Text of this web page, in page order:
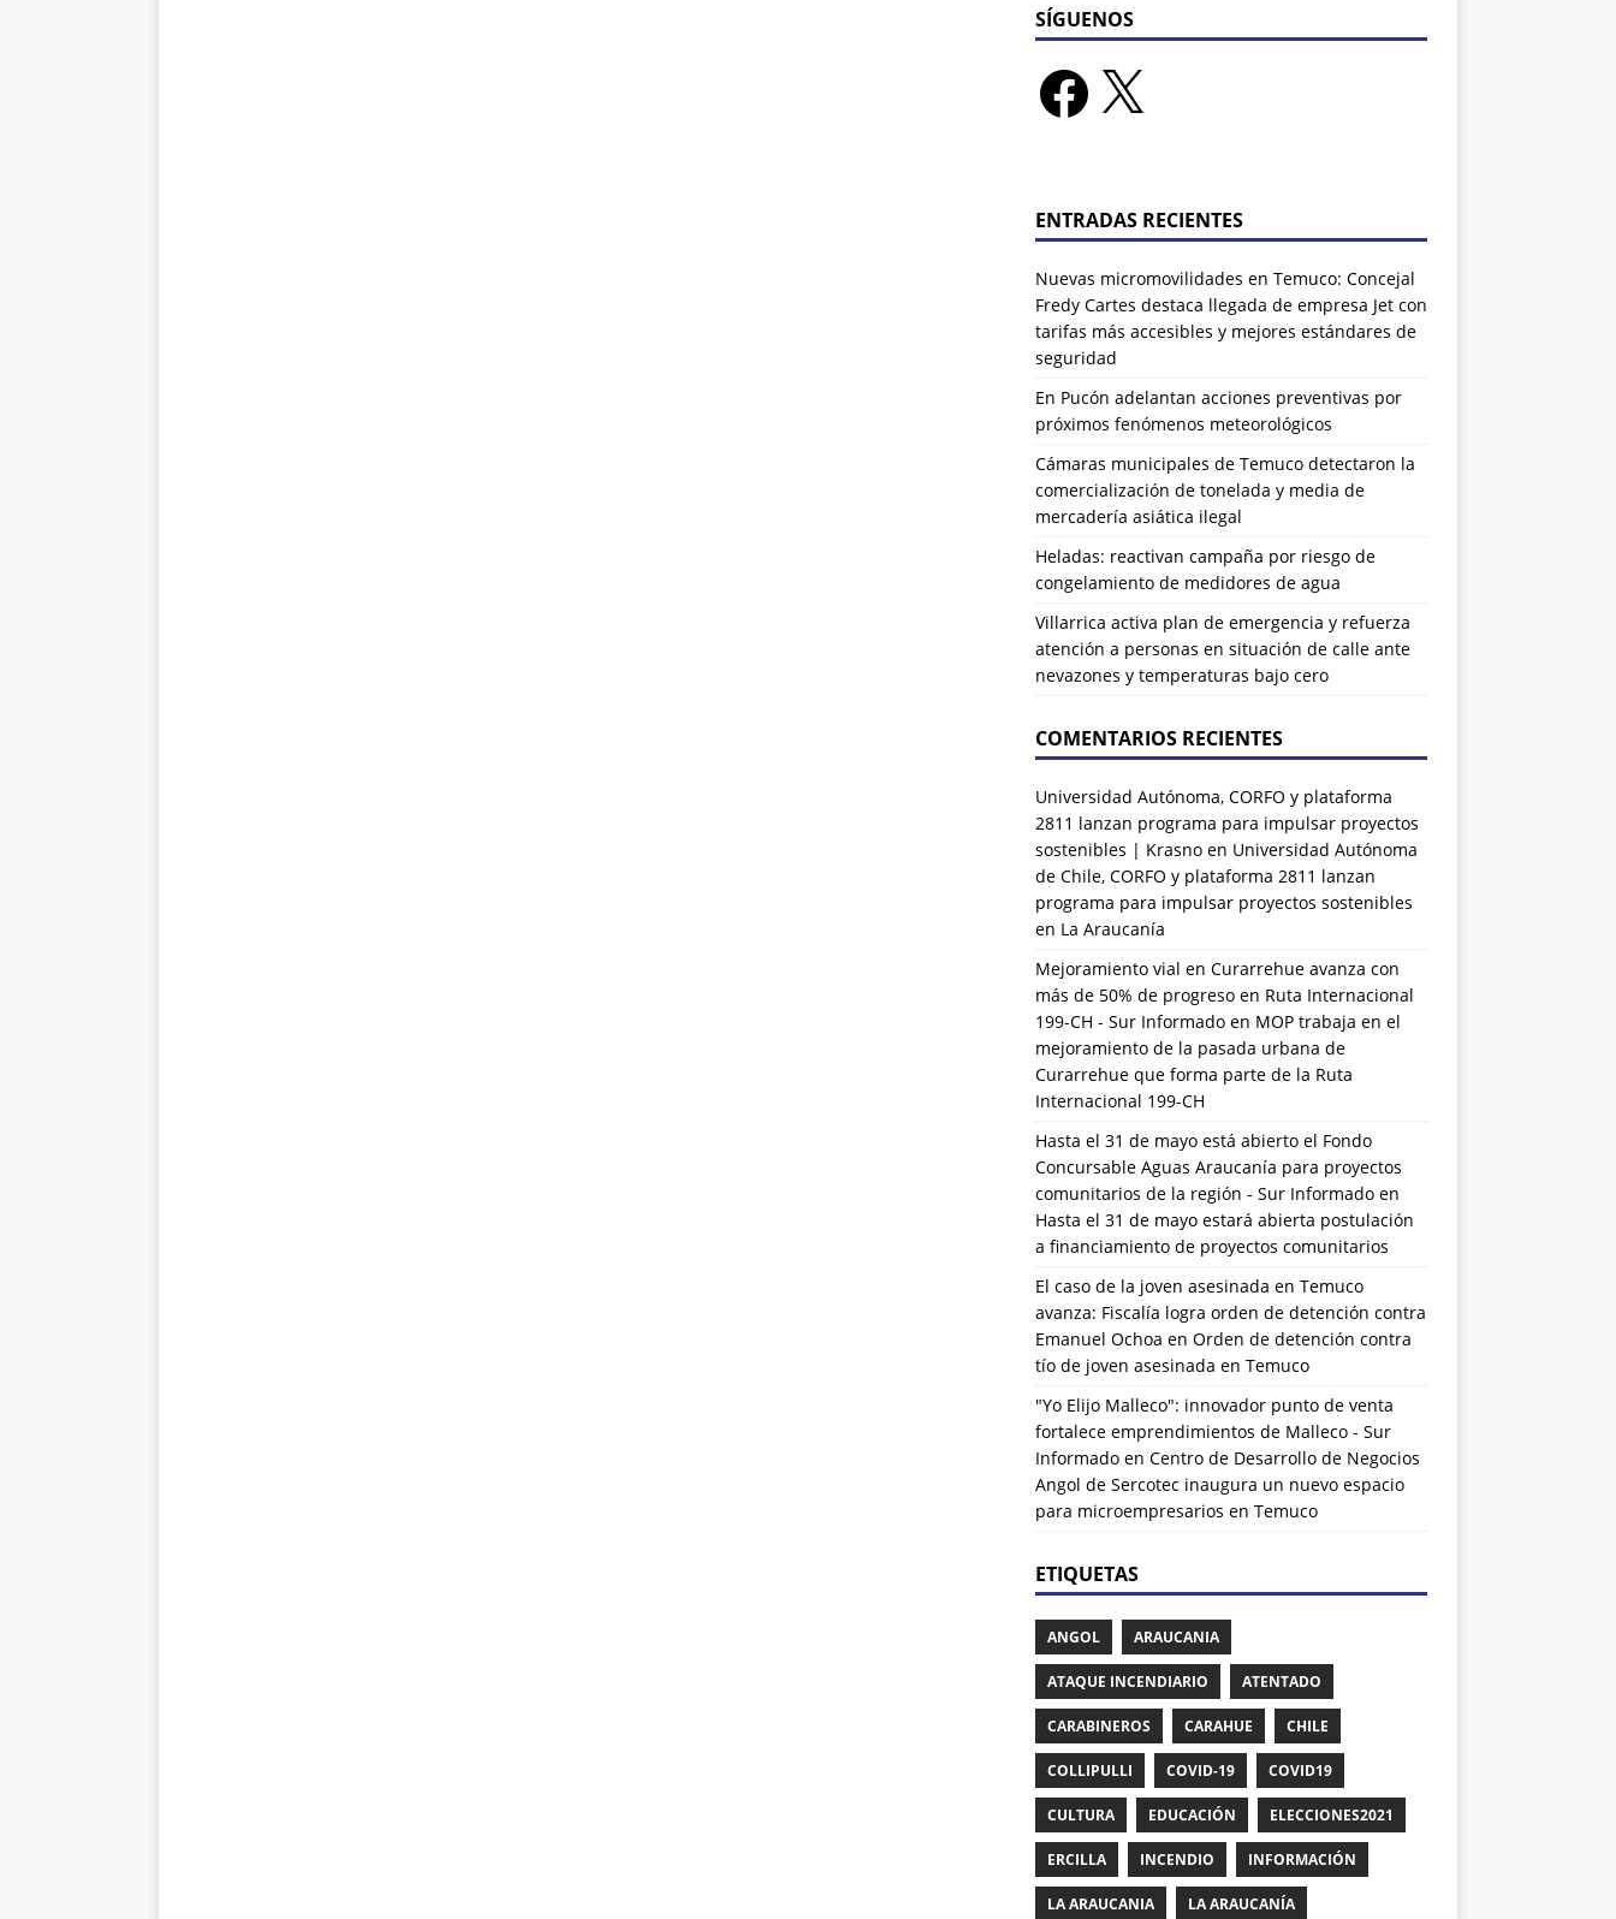
SÍGUENOS
ENTRADAS RECIENTES
Nuevas micromovilidades en Temuco: Concejal
Fredy Cartes destaca llegada de empresa Jet con
tarifas más accesibles y mejores estándares de
seguridad
En Pucón adelantan acciones preventivas por
próximos fenómenos meteorológicos
Cámaras municipales de Temuco detectaron la
comercialización de tonelada y media de
mercadería asiática ilegal
Heladas: reactivan campaña por riesgo de
congelamiento de medidores de agua
Villarrica activa plan de emergencia y refuerza
atención a personas en situación de calle ante
nevazones y temperaturas bajo cero
COMENTARIOS RECIENTES
Universidad Autónoma, CORFO y plataforma
2811 lanzan programa para impulsar proyectos
sostenibles | Krasnoen Universidad Autónoma
de Chile, CORFO y plataforma 2811 lanzan
programa para impulsar proyectos sostenibles
en La Araucanía
Mejoramiento vial en Curarrehue avanza con
más de 50% de progreso en Ruta Internacional
199-CH - Sur Informadoen MOP trabaja en el
mejoramiento de la pasada urbana de
Curarrehue que forma parte de la Ruta
Internacional 199-CH
Hasta el 31 de mayo está abierto el Fondo
Concursable Aguas Araucanía para proyectos
comunitarios de la región - Sur Informadoen
Hasta el 31 de mayo estará abierta postulación
a financiamiento de proyectos comunitarios
El caso de la joven asesinada en Temuco
avanza: Fiscalía logra orden de detención contra
Emanuel Ochoa en Orden de detención contra
tío de joven asesinada en Temuco
"Yo Elijo Malleco": innovador punto de venta
fortalece emprendimientos de Malleco - Sur
Informadoen Centro de Desarrollo de Negocios
Angol de Sercotec inaugura un nuevo espacio
para microempresarios en Temuco
ETIQUETAS
ANGOL ARAUCANIA
ATAQUE INCENDIARIO ATENTADO
CARABINEROS CARAHUE CHILE
COLLIPULLI COVID-19 COVID19
CULTURA EDUCACIÓN ELECCIONES2021
ERCILLA INCENDIO INFORMACIÓN
LA ARAUCANIA LA ARAUCANÍA